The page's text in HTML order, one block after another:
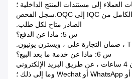
العملاء إلى مستندات المنتج الداخلية ؛
- نظام ضمان الجودة الكامل من IQC إلى OQC.سجل الفحص
الصادر متاح لكل طلب.
س 5: ماذا عن الدفع؟
س 6: ماذا عن خدمة ما بعد البيع؟
- نرد في العادة في غضون 4 ساعات ، عن طريق البريد الإلكتروني
أو WhatsApp أو Wechat وما إلى ذلك ؛